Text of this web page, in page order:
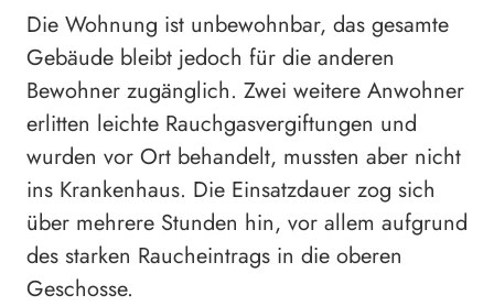
Die Wohnung ist unbewohnbar, das gesamte
Gebäude bleibt jedoch für die anderen
Bewohner zugänglich. Zwei weitere Anwohner
erlitten leichte Rauchgasvergiftungen und
wurden vor Ort behandelt, mussten aber nicht
ins Krankenhaus. Die Einsatzdauer zog sich
über mehrere Stunden hin, vor allem aufgrund
des starken Raucheintrags in die oberen
Geschosse.